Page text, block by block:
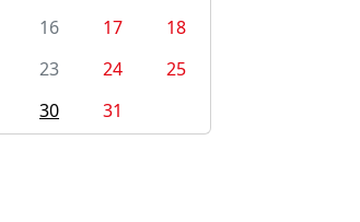
16 17
18
23 24
25
30 31